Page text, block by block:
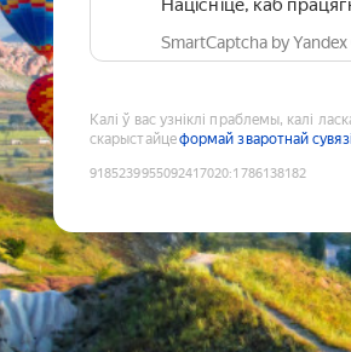
Націсніце, каб
SmartCaptcha by
Калі ў вас узніклі праблемы, калі
скарыстайцеформай зваротнай сувязі
9185239955092417020:1786138182